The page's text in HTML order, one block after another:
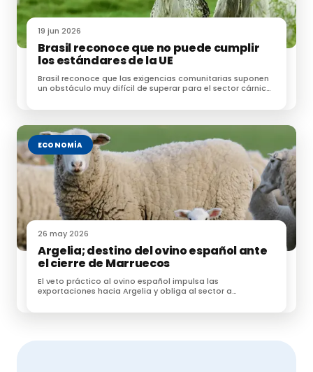
19 jun 2026
Brasil reconoce que no puede cumplir
los estándares de la UE
Brasil reconoce que las exigencias comunitarias suponen
un obstáculo muy difícil de superar para el sector cárnico
ECONOMÍA
26 may 2026
Argelia; destino del ovino español ante
el cierre de Marruecos
El veto práctico al ovino español impulsa las
exportaciones hacia Argelia y obliga al sector a